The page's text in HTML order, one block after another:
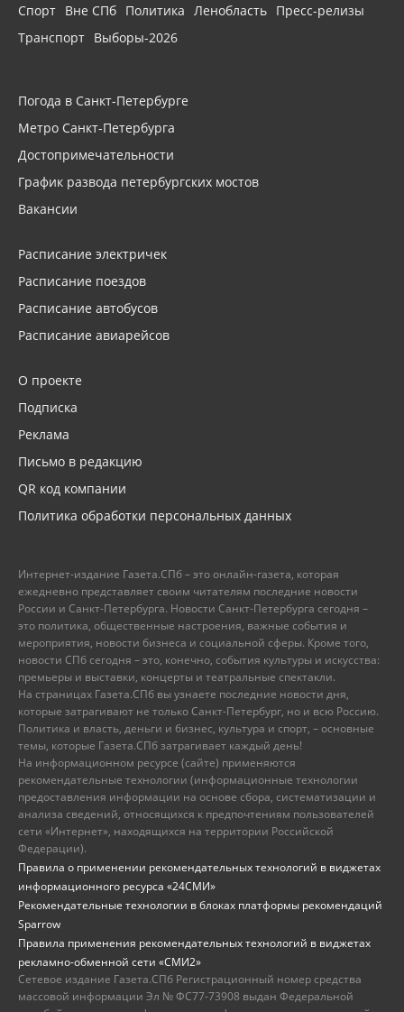
Спорт Вне СПб Политика Ленобласть Пресс-релизы
Транспорт Выборы-2026
Погода в Санкт-Петербурге
Метро Санкт-Петербурга
Достопримечательности
График развода петербургских мостов
Вакансии
Расписание электричек
Расписание поездов
Расписание автобусов
Расписание авиарейсов
О проекте
Подписка
Реклама
Письмо в редакцию
QR код компании
Политика обработки персональных данных
Интернет-издание Газета.СПб – это онлайн-газета, которая
ежедневно представляет своим читателям последние новости
России и Санкт-Петербурга. Новости Санкт-Петербурга сегодня –
это политика, общественные настроения, важные события и
мероприятия, новости бизнеса и социальной сферы. Кроме того,
новости СПб сегодня – это, конечно, события культуры и искусства:
премьеры и выставки, концерты и театральные спектакли.
На страницах Газета.СПб вы узнаете последние новости дня,
которые затрагивают не только Санкт-Петербург, но и всю Россию.
Политика и власть, деньги и бизнес, культура и спорт, – основные
темы, которые Газета.СПб затрагивает каждый день!
На информационном ресурсе (сайте) применяются
рекомендательные технологии (информационные технологии
предоставления информации на основе сбора, систематизации и
анализа сведений, относящихся к предпочтениям пользователей
сети «Интернет», находящихся на территории Российской
Федерации).
Правила о применении рекомендательных технологий в виджетах
информационного ресурса «24СМИ»
Рекомендательные технологии в блоках платформы рекомендаций
Sparrow
Правила применения рекомендательных технологий в виджетах
рекламно-обменной сети «СМИ2»
Сетевое издание Газета.СПб Регистрационный номер средства
массовой информации Эл № ФС77-73908 выдан Федеральной